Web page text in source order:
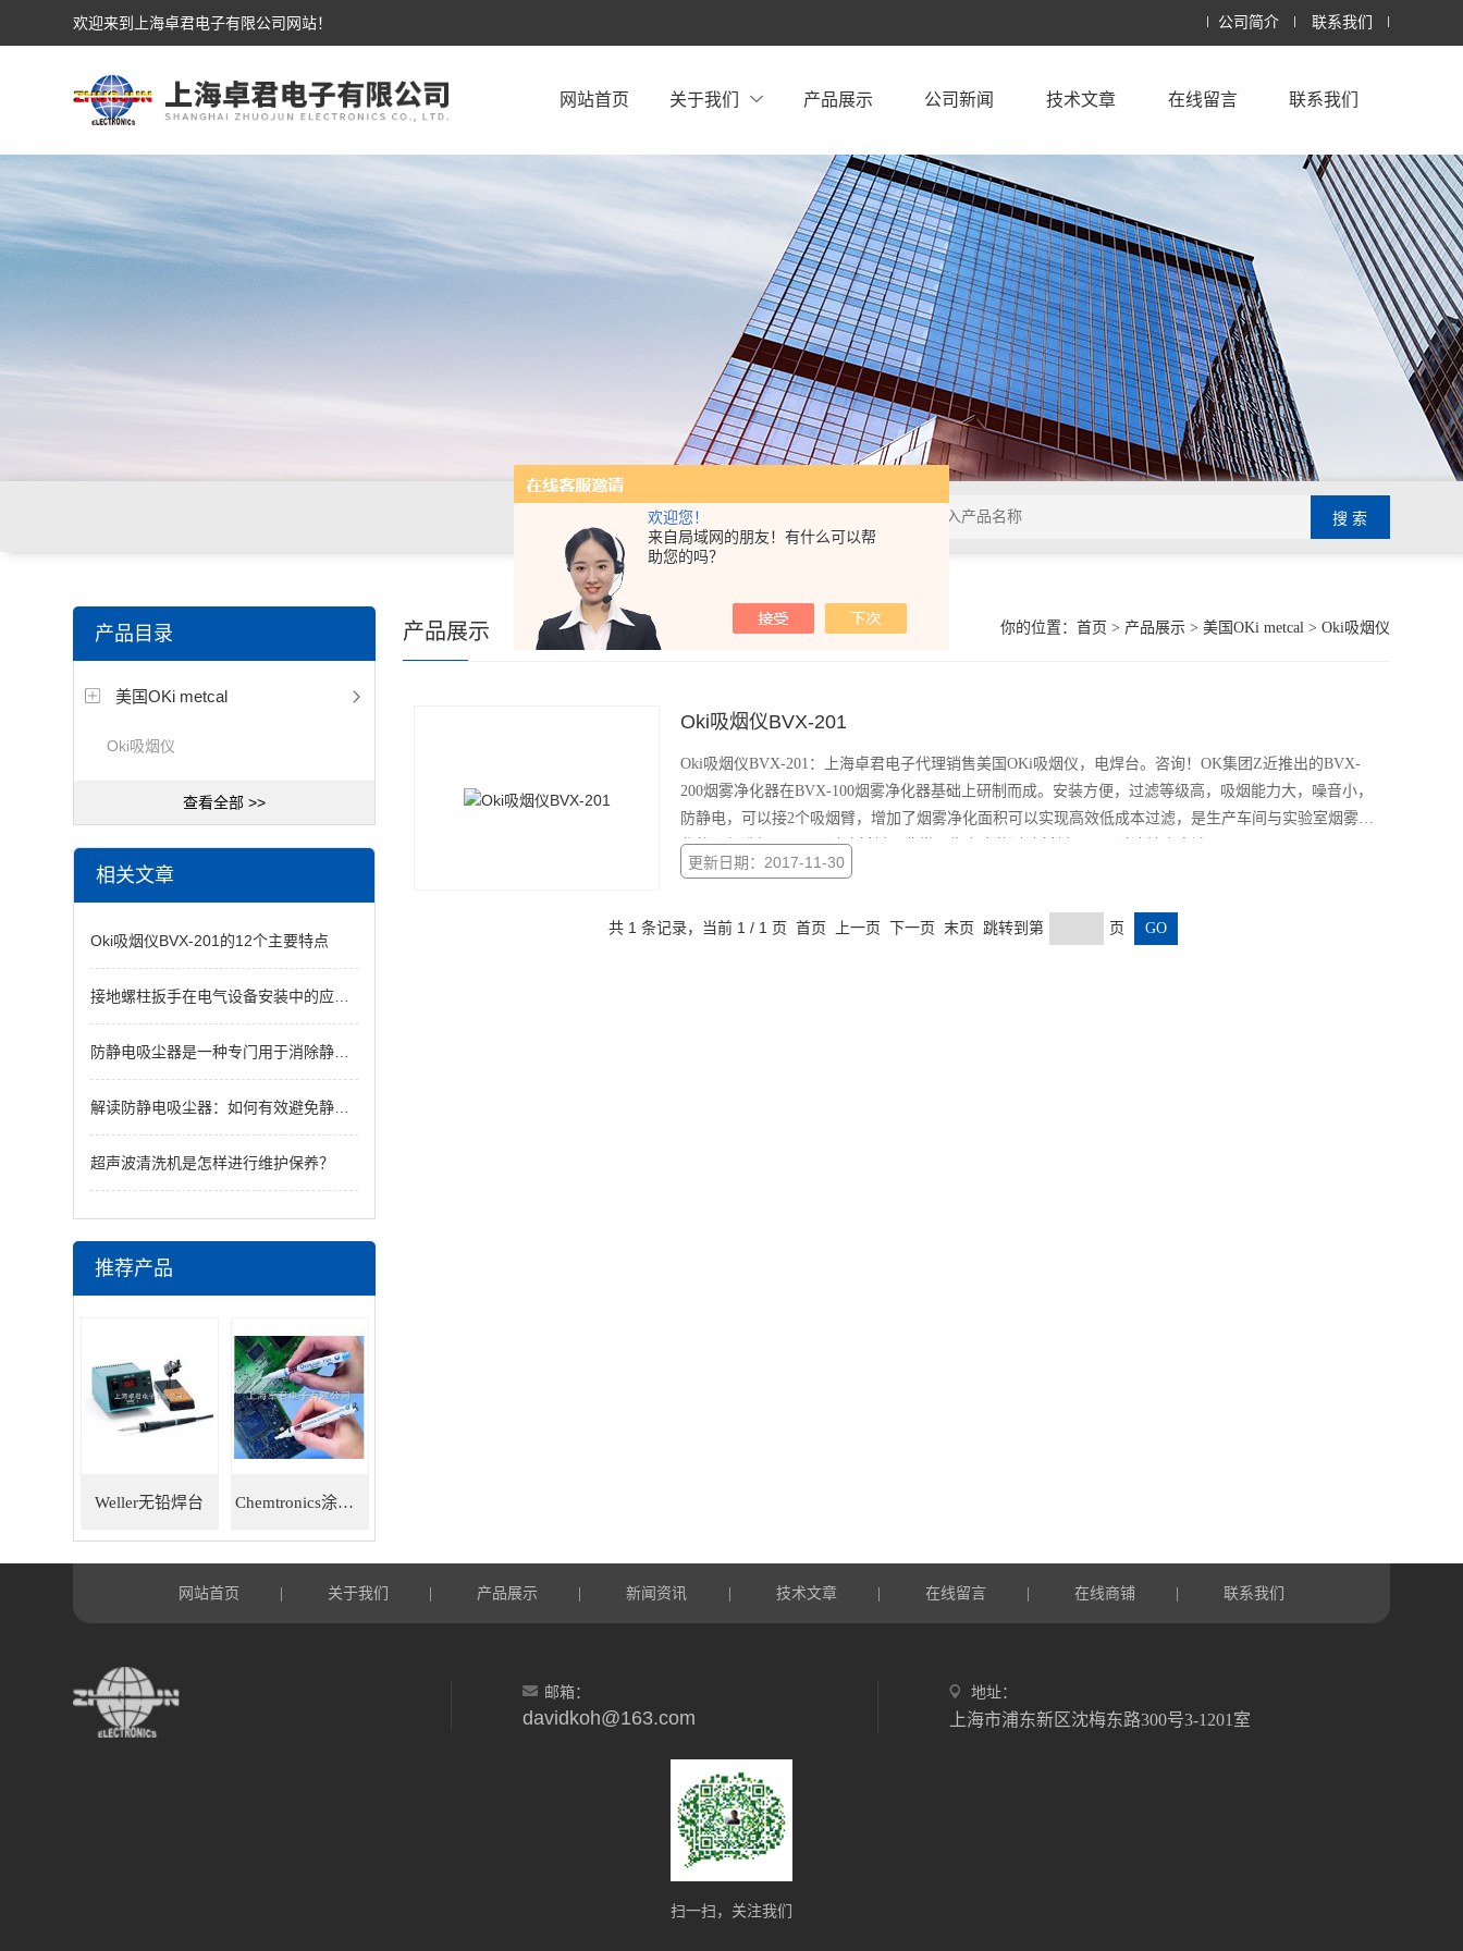
欢迎您！
来自局域网的朋友！有什么可以帮
助您的吗？
欢迎来到上海卓君电子有限公司网站！ 公司简介 联系我们
网站首页 关于我们 产品展示 公司新闻 技术文章 在线留言 联系我们
产品目录
美国OKi metcal
Oki吸烟仪
查看全部 >>
相关文章
Oki吸烟仪BVX-201的12个主要特点
接地螺柱扳手在电气设备安装中的应用及维护要点
防静电吸尘器是一种专门用于消除静电的高效设备
解读防静电吸尘器：如何有效避免静电危害并高效除尘
超声波清洗机是怎样进行维护保养？
推荐产品
Weller无铅焊台 Chemtronics涂层笔
你的位置： 首页 > 产品展示> 美国OKi metcal> Oki吸烟仪
产品展示
Oki吸烟仪BVX-201
Oki吸烟仪BVX-201：上海卓君电子代理销售美国OKi吸烟仪，电焊台。咨询！OK集团Z近推出的BVX-
200烟雾净化器在BVX-100烟雾净化器基础上研制而成。安装方便，过滤等级高，吸烟能力大，噪音小，
防静电，可以接2个吸烟臂，增加了烟雾净化面积可以实现高效低成本过滤，是生产车间与实验室烟雾净
化的理想选择。Impell过滤材料是非常可靠安全的过滤材料(HEPA过滤精度高达99.95%)。
更新日期：2017-11-30
共 1 条记录，当前 1 / 1 页 首页 上一页 下一页 末页 跳转到第 页
网站首页 关于我们 产品展示 新闻资讯 技术文章 在线留言 在线商铺 联系我们
邮箱：
davidkoh@163.com
地址：
上海市浦东新区沈梅东路300号3-1201室
扫一扫，关注我们